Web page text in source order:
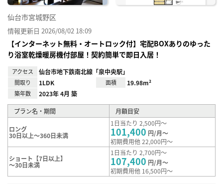
仙台市宮城野区
情報更新日 2026/08/02 18:09
【インターネット無料・オートロック付】宅配BOXありのゆった
り浴室乾燥暖房機付部屋！契約簡単で即日入居！
アクセス 仙台市地下鉄南北線「泉中央駅」
間取り 1LDK 面積 19.98m²
築年数 2023年 4月 築
プラン名・期間 月額目安
ロング
30日以上～360日未満
1日当たり 2,500円～
101,400 円/月～
初期費用他 22,000円～
ショート【7日以上】
～30日未満
1日当たり 2,700円～
107,400 円/月～
初期費用他 16,500円～